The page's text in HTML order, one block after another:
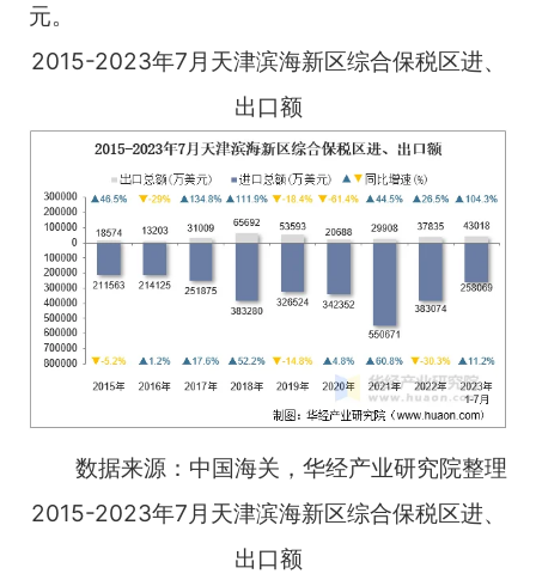
元。
2015-2023年7月天津滨海新区综合保税区进、
出口额
数据来源：中国海关，华经产业研究院整理
2015-2023年7月天津滨海新区综合保税区进、
出口额